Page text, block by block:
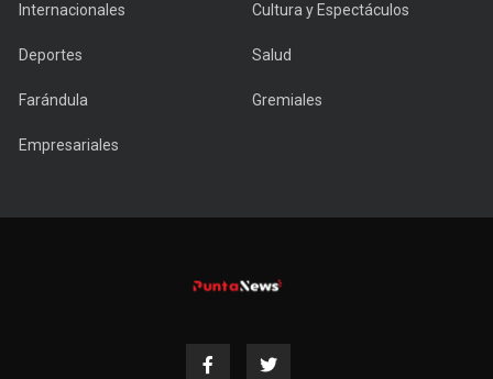
Internacionales Cultura y Espectáculos
Deportes Salud
Farándula Gremiales
Empresariales